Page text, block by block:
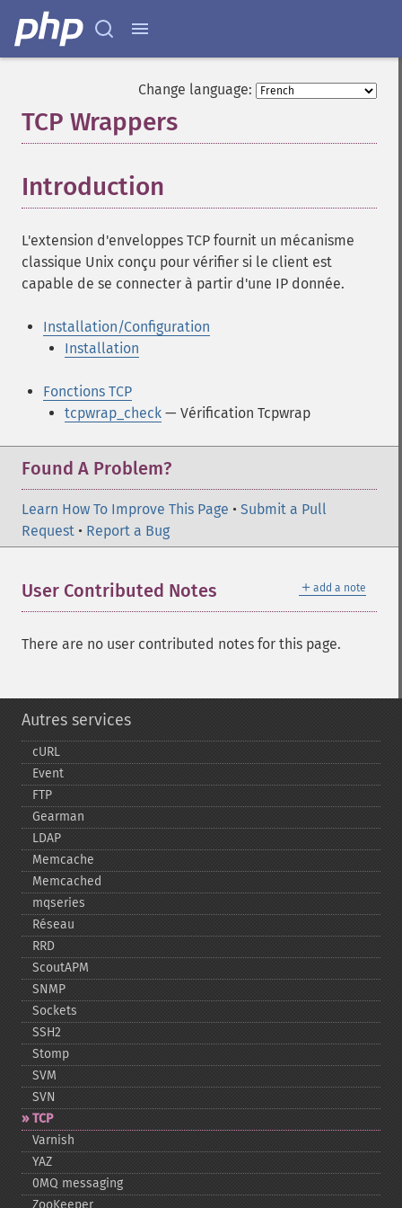
Change language:
TCP Wrappers
Introduction
L'extension d'enveloppes TCP fournit un mécanisme
classique Unix conçu pour vérifier si le client est
capable de se connecter à partir d'une IP donnée.
Installation/Configuration
Installation
Fonctions TCP
tcpwrap_check — Vérification Tcpwrap
Found A Problem?
Learn How To Improve This Page • Submit a Pull
Request • Report a Bug
＋ add a note
User Contributed Notes
There are no user contributed notes for this page.
Autres services
cURL
Event
FTP
Gearman
LDAP
Memcache
Memcached
mqseries
Réseau
RRD
ScoutAPM
SNMP
Sockets
SSH2
Stomp
SVM
SVN
TCP
Varnish
YAZ
0MQ messaging
ZooKeeper